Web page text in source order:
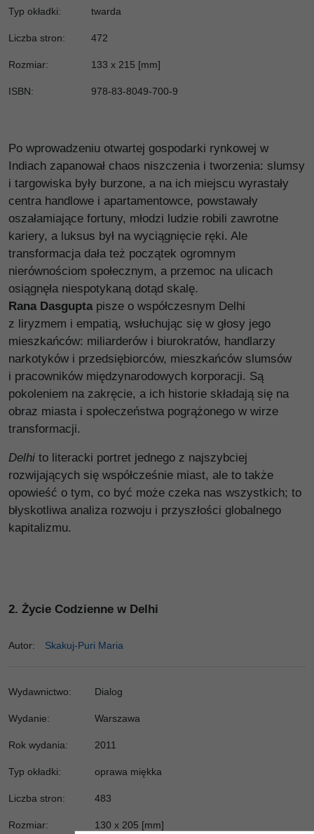
Typ okładki: twarda
Liczba stron: 472
Rozmiar: 133 x 215 [mm]
ISBN: 978-83-8049-700-9
Po wprowadzeniu otwartej gospodarki rynkowej w
Indiach zapanował chaos niszczenia i tworzenia: slumsy
i targowiska były burzone, a na ich miejscu wyrastały
centra handlowe i apartamentowce, powstawały
oszałamiające fortuny, młodzi ludzie robili zawrotne
kariery, a luksus był na wyciągnięcie ręki. Ale
transformacja dała też początek ogromnym
nierównościom społecznym, a przemoc na ulicach
osiągnęła niespotykaną dotąd skalę.
Rana Dasguptapisze o współczesnym Delhi
z liryzmem i empatią, wsłuchując się w głosy jego
mieszkańców: miliarderów i biurokratów, handlarzy
narkotyków i przedsiębiorców, mieszkańców slumsów
i pracowników międzynarodowych korporacji. Są
pokoleniem na zakręcie, a ich historie składają się na
obraz miasta i społeczeństwa pogrążonego w wirze
transformacji.
Delhi to literacki portret jednego z najszybciej
rozwijających się współcześnie miast, ale to także
opowieść o tym, co być może czeka nas wszystkich; to
błyskotliwa analiza rozwoju i przyszłości globalnego
kapitalizmu.
2. Życie Codzienne w Delhi
Autor: Skakuj-Puri Maria
Wydawnictwo: Dialog
Wydanie: Warszawa
Rok wydania: 2011
Typ okładki: oprawa miękka
Liczba stron: 483
Rozmiar: 130 x 205 [mm]